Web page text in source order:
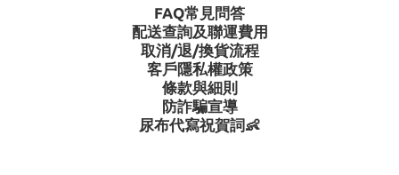
FAQ常見問答
配送查詢及聯運費用
取消/退/換貨流程
客戶隱私權政策
條款與細則
防詐騙宣導
尿布代寫祝賀詞👶